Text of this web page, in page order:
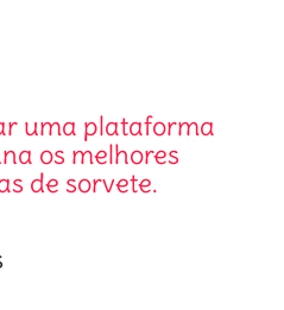
uma plataforma
os melhores
de sorvete.